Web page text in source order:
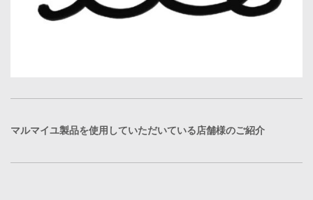
マルマイユ製品を使用していただいている店舗様のご紹介